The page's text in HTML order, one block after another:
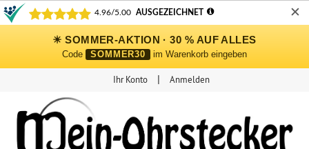
✕
☀ SOMMER-AKTION · 30 % AUF ALLES
Code SOMMER30 im Warenkorb eingeben
Ihr Konto Anmelden